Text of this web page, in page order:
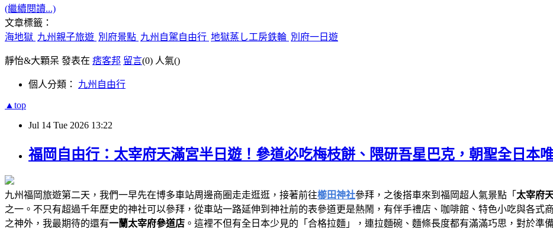
(繼續閱讀...)
文章標籤：
海地獄 九州親子旅遊 別府景點 九州自駕自由行 地獄蒸し工房鉄輪 別府一日遊
靜怡&大顆呆 發表在 痞客邦 留言(0) 人氣()
個人分類： 九州自由行
▲top
Jul 14 Tue 2026 13:22
福岡自由行：太宰府天滿宮半日遊！參道必吃梅枝餅、隈研吾星巴克，朝聖全日本
九州福岡旅遊第二天，我們一早先在博多車站周邊商圈走走逛逛，接著前往櫛田神社參拜，之後搭車來到福岡超人氣景點「 太宰府
之一。不只有超過千年歷史的神社可以參拜，從車站一路延伸到神社前的表參道更是熱鬧，有伴手禮店、咖啡館、特色小吃與各式
之神外，我最期待的還有一蘭太宰府參道店 。這裡不但有全日本少見的「合格拉麵」，連拉麵碗、麵條長度都有滿滿巧思，對於準